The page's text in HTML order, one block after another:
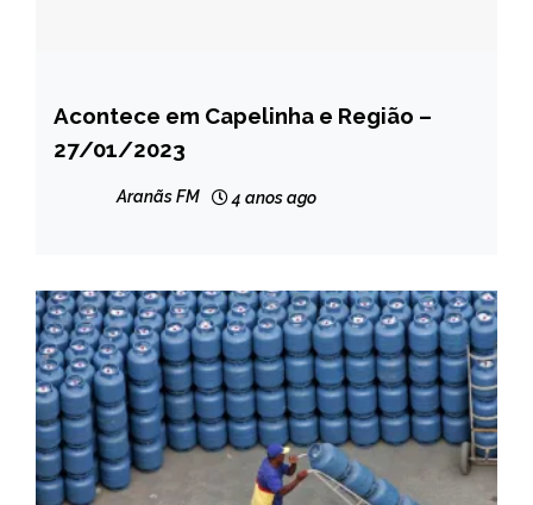
CAPELINHA
NOTÍCIAS
Acontece em Capelinha e Região –
27/01/2023
Aranãs FM 4 anos ago